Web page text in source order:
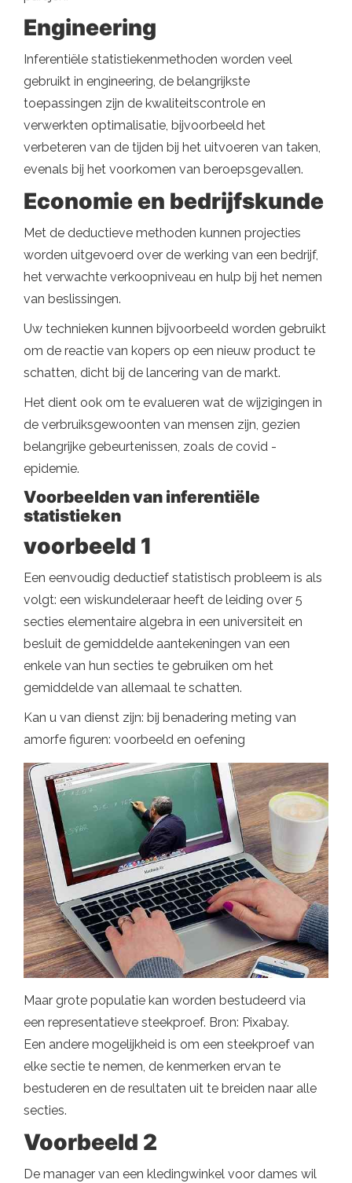
Engineering
Inferentiële statistiekenmethoden worden veel
gebruikt in engineering, de belangrijkste
toepassingen zijn de kwaliteitscontrole en
verwerkten optimalisatie, bijvoorbeeld het
verbeteren van de tijden bij het uitvoeren van taken,
evenals bij het voorkomen van beroepsgevallen.
Economie en bedrijfskunde
Met de deductieve methoden kunnen projecties
worden uitgevoerd over de werking van een bedrijf,
het verwachte verkoopniveau en hulp bij het nemen
van beslissingen.
Uw technieken kunnen bijvoorbeeld worden gebruikt
om de reactie van kopers op een nieuw product te
schatten, dicht bij de lancering van de markt.
Het dient ook om te evalueren wat de wijzigingen in
de verbruiksgewoonten van mensen zijn, gezien
belangrijke gebeurtenissen, zoals de covid -
epidemie.
Voorbeelden van inferentiële
statistieken
voorbeeld 1
Een eenvoudig deductief statistisch probleem is als
volgt: een wiskundeleraar heeft de leiding over 5
secties elementaire algebra in een universiteit en
besluit de gemiddelde aantekeningen van een
enkele van hun secties te gebruiken om het
gemiddelde van allemaal te schatten.
Kan u van dienst zijn: bij benadering meting van
amorfe figuren: voorbeeld en oefening
Maar grote populatie kan worden bestudeerd via
een representatieve steekproef. Bron: Pixabay.
Een andere mogelijkheid is om een ​​steekproef van
elke sectie te nemen, de kenmerken ervan te
bestuderen en de resultaten uit te breiden naar alle
secties.
Voorbeeld 2
De manager van een kledingwinkel voor dames wil